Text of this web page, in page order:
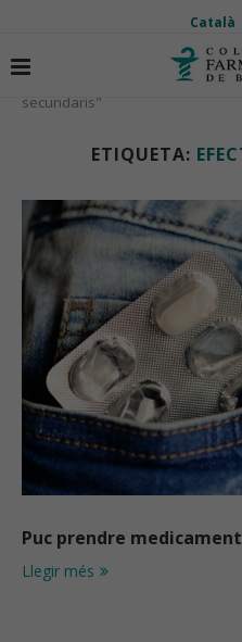
Català
Inici
secundaris"
ETIQUETA:
Puc prendre
Llegir més